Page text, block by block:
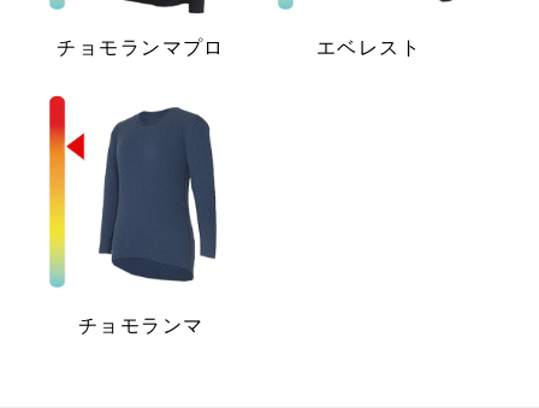
チョモランマプロ エベレスト
チョモランマ